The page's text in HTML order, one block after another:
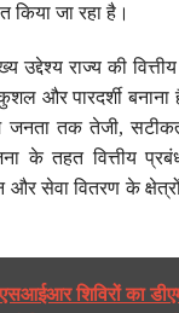
किया जा रहा है।
उद्देश्य राज्य की
और पारदर्शी बनाना
तक तेजी,
के तहत वित्तीय
और सेवा वितरण के
शिविरों का